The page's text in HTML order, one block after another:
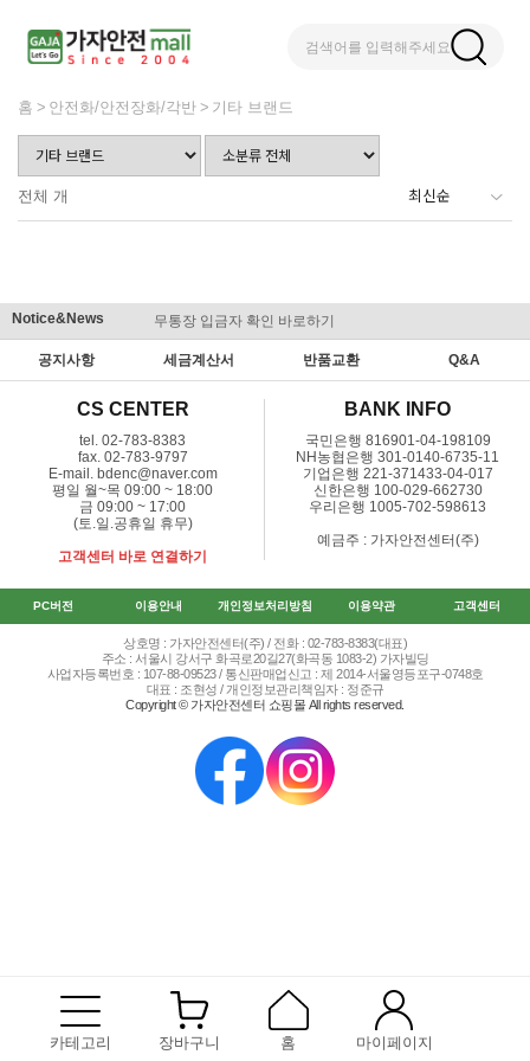
검색어를 입력해주세요
카테고리 장바구니 홈 마이페이지
홈 안전화/안전장화/각반 기타 브랜드
전체 개
Notice&News 무통장 입금자 확인 바로하기
공지사항 세금계산서 반품교환 Q&A
CS CENTER
tel. 02-783-8383
fax. 02-783-9797
E-mail. bdenc@naver.com
평일 월~목 09:00 ~ 18:00
금 09:00 ~ 17:00
(토.일.공휴일 휴무)
고객센터 바로 연결하기
BANK INFO
국민은행 816901-04-198109
NH농협은행 301-0140-6735-11
기업은행 221-371433-04-017
신한은행 100-029-662730
우리은행 1005-702-598613
예금주 : 가자안전센터(주)
PC버전 이용안내 개인정보처리방침 이용약관 고객센터
상호명 : 가자안전센터(주) / 전화 : 02-783-8383(대표)
주소 : 서울시 강서구 화곡로20길27(화곡동 1083-2) 가자빌딩
사업자등록번호 : 107-88-09523 / 통신판매업신고 : 제 2014-서울영등포구-0748호
대표 : 조현성 / 개인정보관리책임자 : 정준규
Copyright © 가자안전센터 쇼핑몰 All rights reserved.